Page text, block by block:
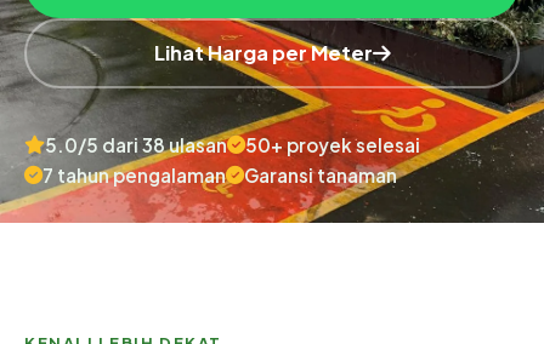
Lihat Harga per Meter
5.0/5 dari 38 ulasan
50+ proyek selesai
7 tahun pengalaman
Garansi tanaman